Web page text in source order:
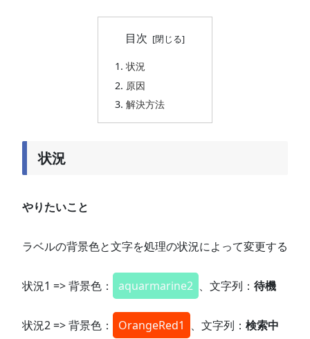
目次
状況
原因
解決方法
状況
やりたいこと
ラベルの背景色と文字を処理の状況によって変更する
状況1 => 背景色： aquarmarine2 、文字列： 待機
状況2 => 背景色： OrangeRed1 、文字列： 検索中